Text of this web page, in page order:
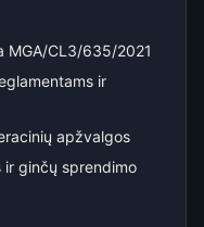
MGA/CL3/635/2021
ir
apžvalgos
ir ginčų sprendimo